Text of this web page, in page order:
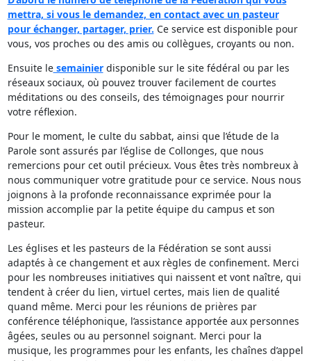
mettra, si vous le demandez, en contact avec un pasteur
pour échanger, partager, prier. Ce service est disponible pour
vous, vos proches ou des amis ou collègues, croyants ou non.
Ensuite lesemainierdisponible sur le site fédéral ou par les
réseaux sociaux, où pouvez trouver facilement de courtes
méditations ou des conseils, des témoignages pour nourrir
votre réflexion.
Pour le moment, le culte du sabbat, ainsi que l’étude de la
Parole sont assurés par l’église de Collonges, que nous
remercions pour cet outil précieux. Vous êtes très nombreux à
nous communiquer votre gratitude pour ce service. Nous nous
joignons à la profonde reconnaissance exprimée pour la
mission accomplie par la petite équipe du campus et son
pasteur.
Les églises et les pasteurs de la Fédération se sont aussi
adaptés à ce changement et aux règles de confinement. Merci
pour les nombreuses initiatives qui naissent et vont naître, qui
tendent à créer du lien, virtuel certes, mais lien de qualité
quand même. Merci pour les réunions de prières par
conférence téléphonique, l’assistance apportée aux personnes
âgées, seules ou au personnel soignant. Merci pour la
musique, les programmes pour les enfants, les chaînes d’appel